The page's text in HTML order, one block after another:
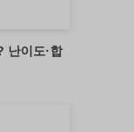
난이도·합